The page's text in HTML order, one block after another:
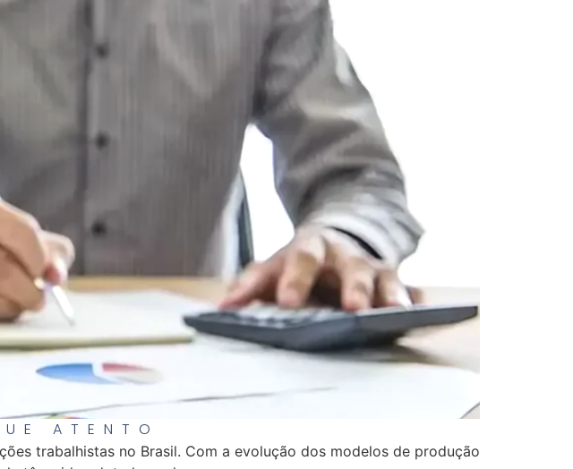
ATENTO
trabalhistas no Brasil. Com a evolução dos modelos de produção